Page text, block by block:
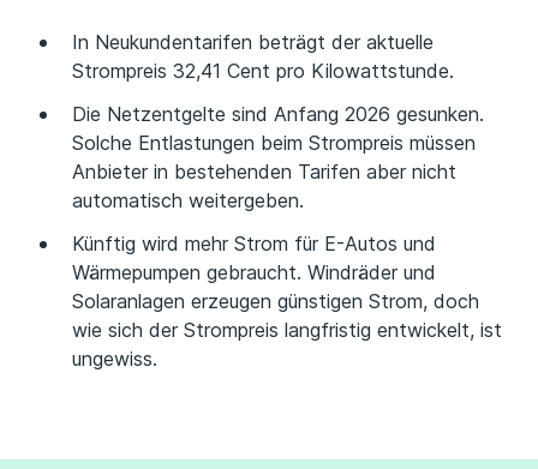
In Neukundentarifen beträgt der aktuelle
Strompreis 32,41 Cent pro Kilowattstunde.
Die Netzentgelte sind Anfang 2026 gesunken.
Solche Entlastungen beim Strompreis müssen
Anbieter in bestehenden Tarifen aber nicht
automatisch weitergeben.
Künftig wird mehr Strom für E-Autos und
Wärmepumpen gebraucht. Windräder und
Solaranlagen erzeugen günstigen Strom, doch
wie sich der Strompreis langfristig entwickelt, ist
ungewiss.